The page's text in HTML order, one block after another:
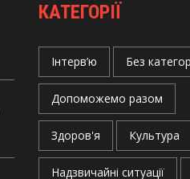
КАТЕГОРІЇ
Інтерв’ю Без
Допоможемо разом
Здоров'я Культура
Надзвичайні ситуації